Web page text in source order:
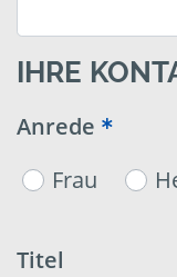
IHRE
Anrede
Frau
Titel